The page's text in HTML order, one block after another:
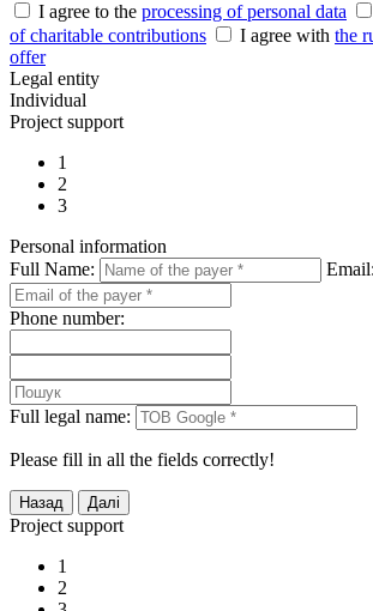
I agree to the processing of personal data
of charitable contributions
I agree with the
offer
Legal entity
Individual
Project support
1
2
3
Personal information
Full Name:
Email:
Phone number:
Full legal name:
Please fill in all the fields correctly!
Project support
1
2